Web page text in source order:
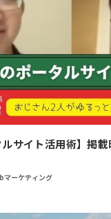
ルサイト活用術】掲
マーケティング